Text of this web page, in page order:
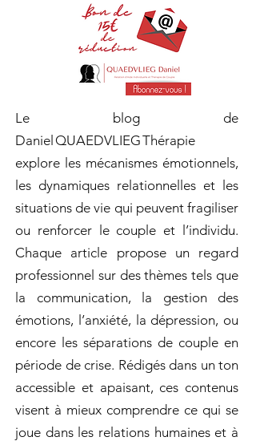
Le blog de
Daniel QUAEDVLIEG Thérapie
explore les mécanismes émotionnels,
les dynamiques relationnelles et les
situations de vie qui peuvent fragiliser
ou renforcer le couple et l’individu.
Chaque article propose un regard
professionnel sur des thèmes tels que
la communication, la gestion des
émotions, l’anxiété, la dépression, ou
encore les séparations de couple en
période de crise. Rédigés dans un ton
accessible et apaisant, ces contenus
visent à mieux comprendre ce qui se
joue dans les relations humaines et à